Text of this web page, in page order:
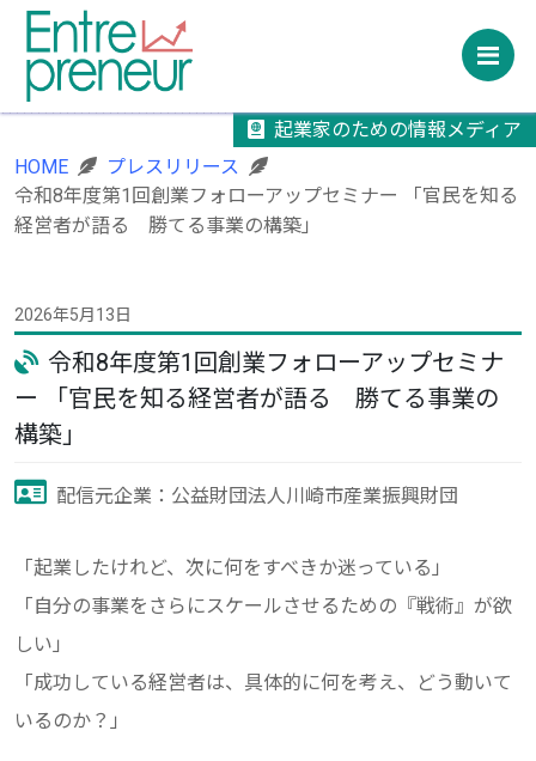
起業家のための情報メディア
HOME
プレスリリース
令和8年度第1回創業フォローアップセミナー 「官民を知る
経営者が語る 勝てる事業の構築」
2026年5月13日
令和8年度第1回創業フォローアップセミナ
ー 「官民を知る経営者が語る 勝てる事業の
構築」
配信元企業：公益財団法人川崎市産業振興財団
「起業したけれど、次に何をすべきか迷っている」
「自分の事業をさらにスケールさせるための『戦術』が欲
しい」
「成功している経営者は、具体的に何を考え、どう動いて
いるのか？」